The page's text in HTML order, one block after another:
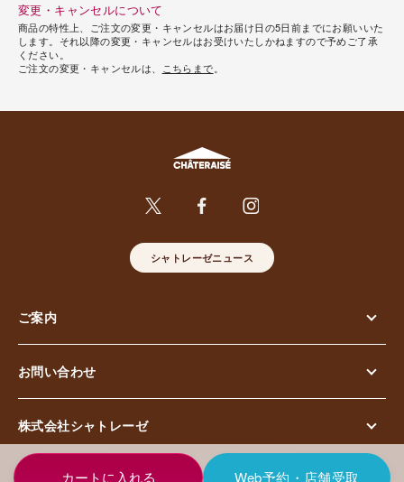
変更・キャンセルについて
商品の特性上、ご注文の変更・キャンセルはお届け日の5日前までにお願いいた
します。それ以降の変更・キャンセルはお受けいたしかねますので予めご了承
ください。
ご注文の変更・キャンセルは、
こちらまで
シャトレーゼニュース
ご案内
お問い合わせ
株式会社シャトレーゼ
© Chateraise Co.,Ltd. All Rights Reserved.Web予約・店舗受取